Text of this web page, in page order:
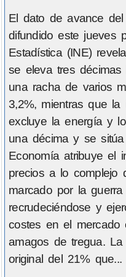
El dato de avance
difundido este jueves
Estadística (INE)
se eleva tres
una racha de varios
3,2%, mientras que la
excluye la energía y
una décima y se
Economía atribuye el
precios a lo complejo
marcado por la
recrudeciéndose y
costes en el mercado
amagos de tregua.
original del 21% que...